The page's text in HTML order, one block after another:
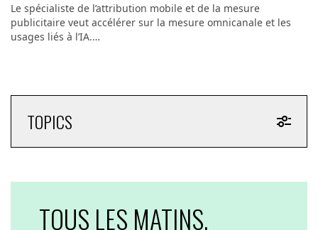
Le spécialiste de l’attribution mobile et de la mesure
publicitaire veut accélérer sur la mesure omnicanale et les
usages liés à l’IA.…
TOPICS
TOUS LES MATINS,